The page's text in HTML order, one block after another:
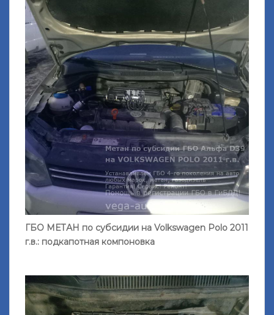
ГБО МЕТАН по субсидии на Volkswagen Polo 2011
г.в.: подкапотная компоновка